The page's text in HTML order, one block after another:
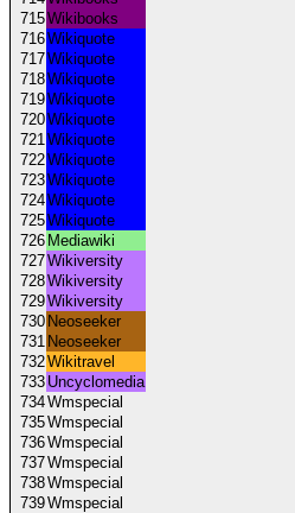
715Wikibooks
716Wikiquote
717Wikiquote
718Wikiquote
719Wikiquote
720Wikiquote
721Wikiquote
722Wikiquote
723Wikiquote
724Wikiquote
725Wikiquote
726 Mediawiki
727Wikiversity
728Wikiversity
729Wikiversity
730 Neoseeker
731 Neoseeker
732Wikitravel
733 Uncyclomedia
734Wmspecial
735Wmspecial
736Wmspecial
737Wmspecial
738Wmspecial
739Wmspecial